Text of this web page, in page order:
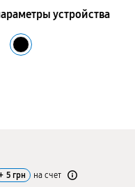
устройства
5 грн на счет